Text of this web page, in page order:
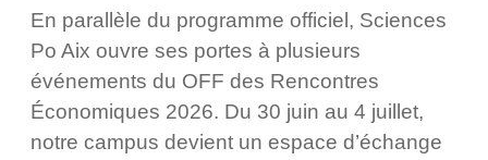
En parallèle du programme officiel, Sciences
Po Aix ouvre ses portes à plusieurs
événements du OFF des Rencontres
Économiques 2026. Du 30 juin au 4 juillet,
notre campus devient un espace d’échange